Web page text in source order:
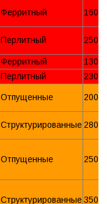
Ферритный 160
Перлитный 250
Ферритный
130
Перлитный 230
Отпущенные 200
Структурированные 280
Отпущенные 250
Структурированные350